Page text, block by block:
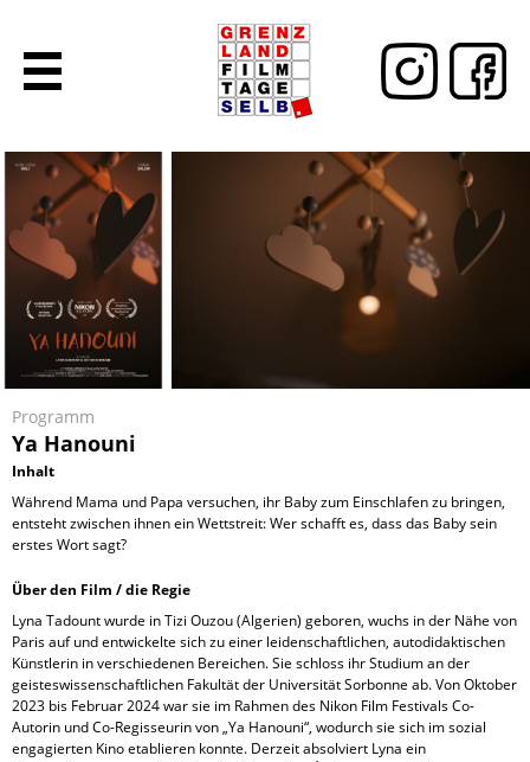
Programm
Ya Hanouni
Inhalt
Während Mama und Papa versuchen, ihr Baby zum Einschlafen zu bringen,
entsteht zwischen ihnen ein Wettstreit: Wer schafft es, dass das Baby sein
erstes Wort sagt?
Über den Film / die Regie
Lyna Tadount wurde in Tizi Ouzou (Algerien) geboren, wuchs in der Nähe von
Paris auf und entwickelte sich zu einer leidenschaftlichen, autodidaktischen
Künstlerin in verschiedenen Bereichen. Sie schloss ihr Studium an der
geisteswissenschaftlichen Fakultät der Universität Sorbonne ab. Von Oktober
2023 bis Februar 2024 war sie im Rahmen des Nikon Film Festivals Co-
Autorin und Co-Regisseurin von „Ya Hanouni“, wodurch sie sich im sozial
engagierten Kino etablieren konnte. Derzeit absolviert Lyna ein